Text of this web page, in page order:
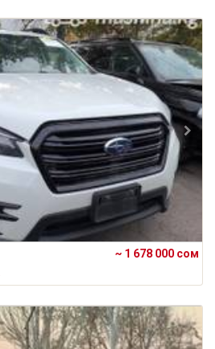
~ 1 678 000 сом